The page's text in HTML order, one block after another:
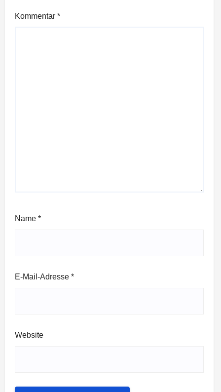
Kommentar *
Name *
E-Mail-Adresse *
Website